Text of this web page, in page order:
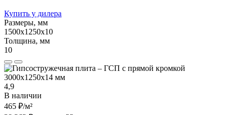
Купить у дилера
Размеры, мм
1500х1250х10
Толщина, мм
10
4,9
В наличии
465 ₽/м²